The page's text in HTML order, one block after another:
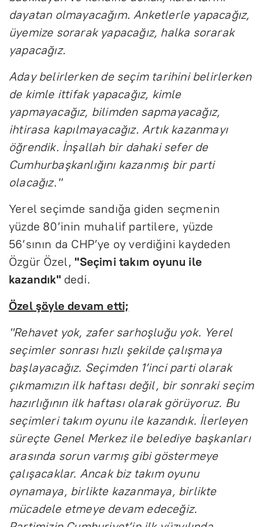
dayatan olmayacağım. Anketlerle yapacağız,
üyemize sorarak yapacağız, halka sorarak
yapacağız.
Aday belirlerken de seçim tarihini belirlerken
de kimle ittifak yapacağız, kimle
yapmayacağız, bilimden sapmayacağız,
ihtirasa kapılmayacağız. Artık kazanmayı
öğrendik. İnşallah bir dahaki sefer de
Cumhurbaşkanlığını kazanmış bir parti
olacağız."
Yerel seçimde sandığa giden seçmenin
yüzde 80’inin muhalif partilere, yüzde
56’sının da CHP’ye oy verdiğini kaydeden
Özgür Özel,"Seçimi takım oyunu ile
kazandık"dedi.
Özel şöyle devam etti;
"Rehavet yok, zafer sarhoşluğu yok. Yerel
seçimler sonrası hızlı şekilde çalışmaya
başlayacağız. Seçimden 1’inci parti olarak
çıkmamızın ilk haftası değil, bir sonraki seçim
hazırlığının ilk haftası olarak görüyoruz. Bu
seçimleri takım oyunu ile kazandık. İlerleyen
süreçte Genel Merkez ile belediye başkanları
arasında sorun varmış gibi göstermeye
çalışacaklar. Ancak biz takım oyunu
oynamaya, birlikte kazanmaya, birlikte
mücadele etmeye devam edeceğiz.